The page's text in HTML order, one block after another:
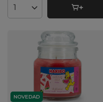
Cantidad de productos
NOVEDAD